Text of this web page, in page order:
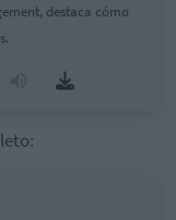
destaca cómo